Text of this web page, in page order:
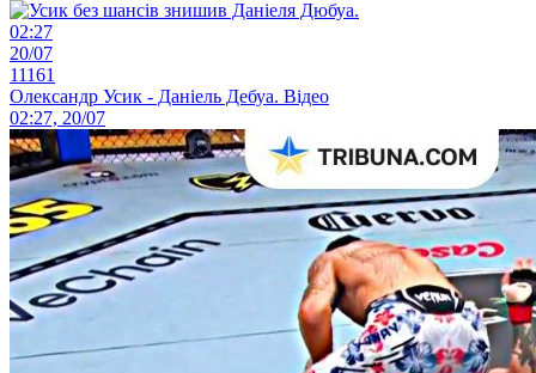
02:27
20/07
11161
Олександр Усик - Даніель Дебуа. Відео
02:27, 20/07